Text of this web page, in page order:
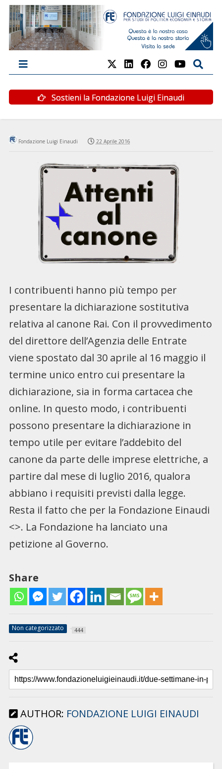
Sostieni la Fondazione Luigi Einaudi
Fondazione Luigi Einaudi 22 Aprile 2016
I contribuenti hanno più tempo per
presentare la dichiarazione sostitutiva
relativa al canone Rai. Con il provvedimento
del direttore dell’Agenzia delle Entrate
viene spostato dal 30 aprile al 16 maggio il
termine unico entro cui presentare la
dichiarazione, sia in forma cartacea che
online. In questo modo, i contribuenti
possono presentare la dichiarazione in
tempo utile per evitare l’addebito del
canone da parte delle imprese elettriche, a
partire dal mese di luglio 2016, qualora
abbiano i requisiti previsti dalla legge.
Resta il fatto che per la Fondazione Einaudi
<>. La Fondazione ha lanciato una
petizione al Governo.
Share
Non categorizzato 444
AUTHOR: FONDAZIONE LUIGI EINAUDI